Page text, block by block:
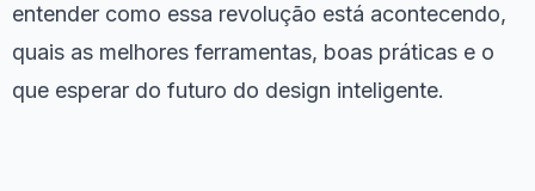
entender como essa revolução está acontecendo,
quais as melhores ferramentas, boas práticas e o
que esperar do futuro do design inteligente.